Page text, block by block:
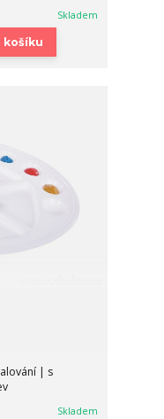
Skladem
košíku
| s
Skladem